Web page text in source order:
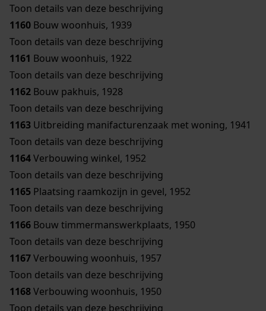
Toon details van deze beschrijving
1160 Bouw woonhuis, 1939
Toon details van deze beschrijving
1161 Bouw woonhuis, 1922
Toon details van deze beschrijving
1162 Bouw pakhuis, 1928
Toon details van deze beschrijving
1163 Uitbreiding manifacturenzaak met woning, 1941
Toon details van deze beschrijving
1164Verbouwing winkel, 1952
Toon details van deze beschrijving
1165 Plaatsing raamkozijn in gevel, 1952
Toon details van deze beschrijving
1166 Bouw timmermanswerkplaats, 1950
Toon details van deze beschrijving
1167Verbouwing woonhuis, 1957
Toon details van deze beschrijving
1168Verbouwing woonhuis, 1950
Toon details van deze beschrijving